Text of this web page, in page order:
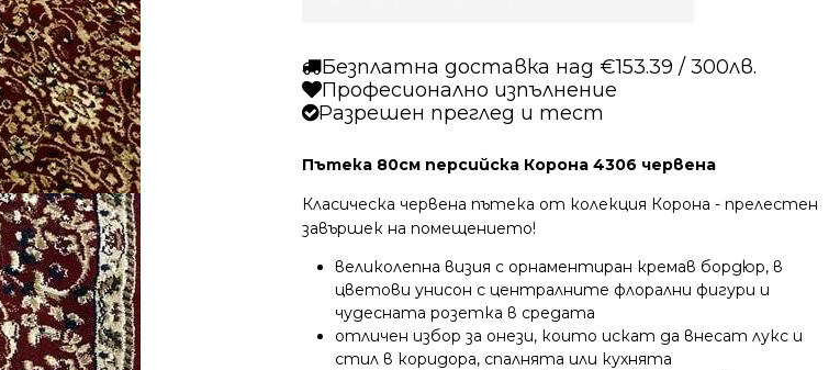
Безплатна доставка над €153.39 / 300лв.
Професионално изпълнение
Разрешен преглед и тест
Пътека 80см персийска Корона 4306 червена
Класическа червена пътека от колекция Корона - прелестен
завършек на помещението!
великолепна визия с орнаментиран кремав бордюр, в
цветови унисон с централните флорални фигури и
чудесната розетка в средата
отличен избор за онези, които искат да внесат лукс и
стил в коридора, спалнята или кухнята